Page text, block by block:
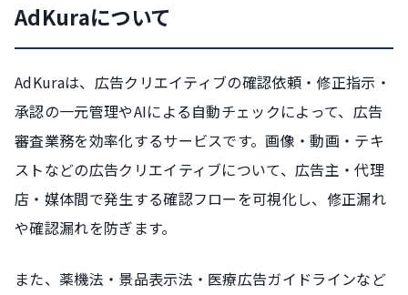
AdKuraについて
AdKuraは、広告クリエイティブの確認依頼・修正指示・
承認の一元管理やAIによる自動チェックによって、広告
審査業務を効率化するサービスです。画像・動画・テキ
ストなどの広告クリエイティブについて、広告主・代理
店・媒体間で発生する確認フローを可視化し、修正漏れ
や確認漏れを防ぎます。
また、薬機法・景品表示法・医療広告ガイドラインなど